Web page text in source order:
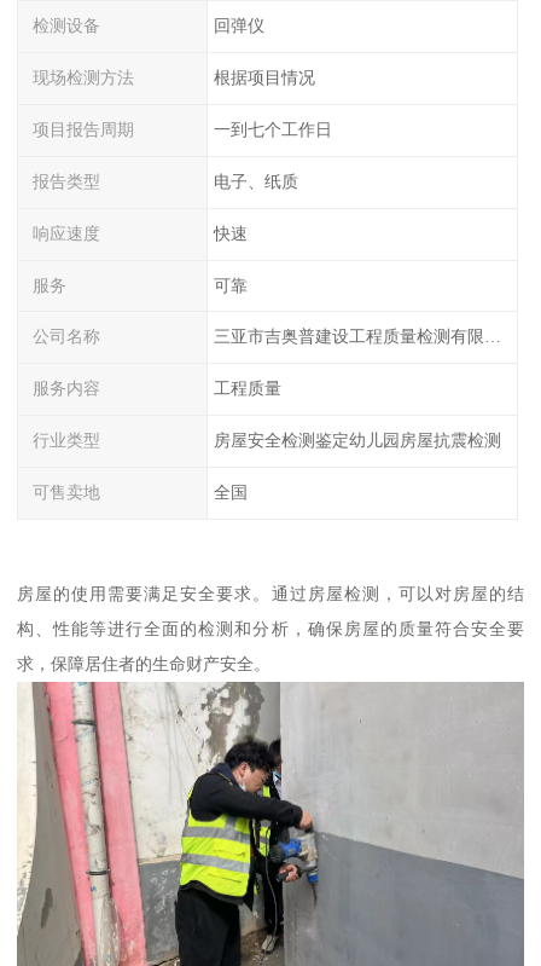
检测设备 回弹仪
现场检测方法 根据项目情况
项目报告周期 一到七个工作日
报告类型 电子、纸质
响应速度 快速
服务 可靠
公司名称 三亚市吉奥普建设工程质量检测有限公司陕西分公司
服务内容 工程质量
行业类型 房屋安全检测鉴定幼儿园房屋抗震检测
可售卖地 全国
房屋的使用需要满足安全要求。通过房屋检测，可以对房屋的结
构、性能等进行全面的检测和分析，确保房屋的质量符合安全要
求，保障居住者的生命财产安全。